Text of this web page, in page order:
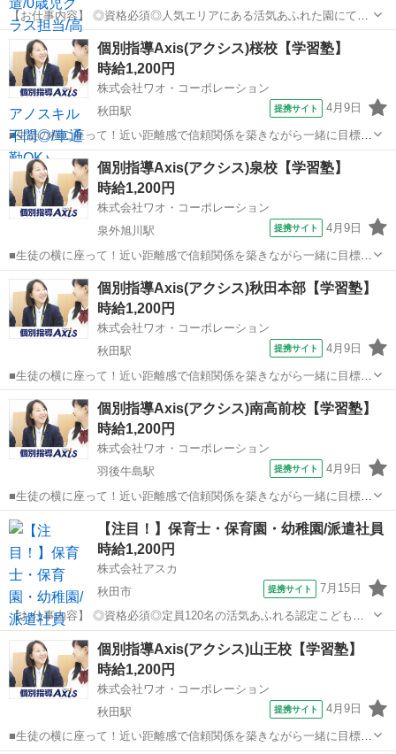
【お仕事内容】 ◎資格必須◎人気エリアにある活気あふれた園にて、
0歳児クラスを担当していただく派遣の募集です☆彡 かわいいお子さ
まの成長を間近で見守りながら、 ゆったりと保育に取り組める環境で
す◎ お仕事内容は、 ●お子...
秋田 秋田市 保育士
個別指導Axis(アクシス)桜校【学習塾】
時給1,200円
株式会社ワオ・コーポレーション
秋田駅
提携サイト 4月9日
■生徒の横に座って！近い距離感で信頼関係を築きながら一緒に目標を
目指しましょう 小学生、中学生、高校生（既卒を含む）への学習指導
をお任せします。基本的には先生1名に対し生徒2名を担当。オリジナ
ルのプリント教材やテキストを使っ...
秋田 秋田市 秋田駅 塾講師
個別指導Axis(アクシス)泉校【学習塾】
時給1,200円
株式会社ワオ・コーポレーション
泉外旭川駅
提携サイト 4月9日
■生徒の横に座って！近い距離感で信頼関係を築きながら一緒に目標を
目指しましょう 小学生、中学生、高校生（既卒を含む）への学習指導
をお任せします。基本的には先生1名に対し生徒2名を担当。オリジナ
ルのプリント教材やテキストを使っ...
秋田 秋田市 泉外旭川駅 塾講師
個別指導Axis(アクシス)秋田本部【学習塾】
時給1,200円
株式会社ワオ・コーポレーション
秋田駅
提携サイト 4月9日
■生徒の横に座って！近い距離感で信頼関係を築きながら一緒に目標を
目指しましょう 小学生、中学生、高校生（既卒を含む）への学習指導
をお任せします。基本的には先生1名に対し生徒2名を担当。オリジナ
ルのプリント教材やテキストを使っ...
秋田 秋田市 秋田駅
個別指導Axis(アクシス)南高前校【学習塾】
時給1,200円
株式会社ワオ・コーポレーション
羽後牛島駅
提携サイト 4月9日
■生徒の横に座って！近い距離感で信頼関係を築きながら一緒に目標を
目指しましょう 小学生、中学生、高校生（既卒を含む）への学習指導
をお任せします。基本的には先生1名に対し生徒2名を担当。オリジナ
ルのプリント教材やテキストを使っ...
秋田 羽後牛島駅 塾講師
【注目！】保育士・保育園・幼稚園/派遣社員
時給1,200円
株式会社アスカ
秋田市
提携サイト 7月15日
【お仕事内容】 ◎資格必須◎定員120名の活気あふれる認定こども園
◎ 子どもたちの笑顔に囲まれながら、 楽しくお仕事ができる環境です
☆彡 弊社派遣スタッフも活躍中の職場です！ お仕事内容は、 ● 各ク
ラスでの活動補助や見守...
秋田 秋田市 保育士
個別指導Axis(アクシス)山王校【学習塾】
時給1,200円
株式会社ワオ・コーポレーション
秋田駅
提携サイト 4月9日
■生徒の横に座って！近い距離感で信頼関係を築きながら一緒に目標を